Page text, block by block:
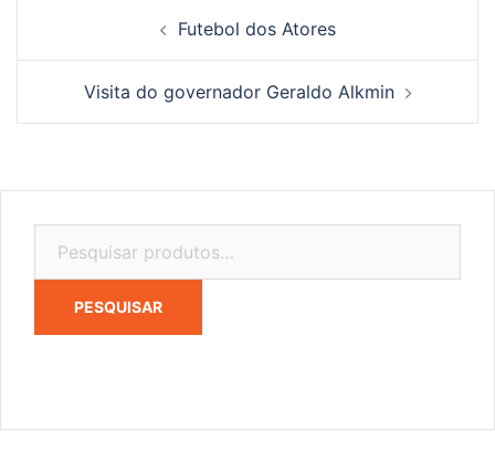
Futebol dos Atores
Visita do governador Geraldo Alkmin
PESQUISAR